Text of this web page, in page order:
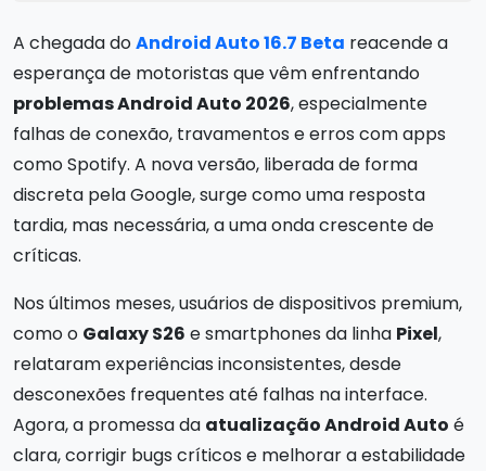
A chegada doAndroid Auto 16.7 Beta reacende a
esperança de motoristas que vêm enfrentando
problemas Android Auto 2026, especialmente
falhas de conexão, travamentos e erros com apps
como Spotify. A nova versão, liberada de forma
discreta pela Google, surge como uma resposta
tardia, mas necessária, a uma onda crescente de
críticas.
Nos últimos meses, usuários de dispositivos premium,
como o Galaxy S26 e smartphones da linha Pixel,
relataram experiências inconsistentes, desde
desconexões frequentes até falhas na interface.
Agora, a promessa da atualização Android Auto é
clara, corrigir bugs críticos e melhorar a estabilidade